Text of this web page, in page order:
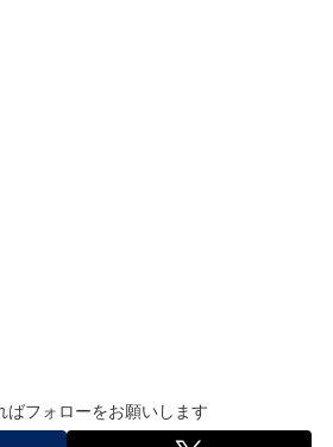
ばフォローをお願いします